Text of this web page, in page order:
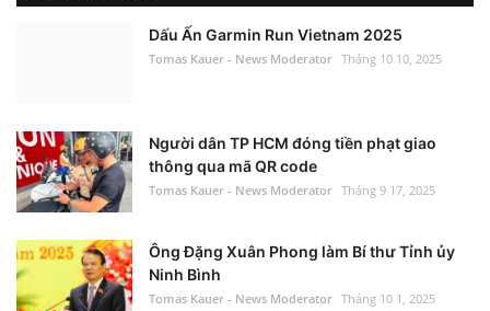
Dấu Ấn Garmin Run Vietnam 2025
Tomas Kauer - News Moderator Tháng 10 10, 2025
Người dân TP HCM đóng tiền phạt giao
thông qua mã QR code
Tomas Kauer - News Moderator Tháng 9 17, 2025
Ông Đặng Xuân Phong làm Bí thư Tỉnh ủy
Ninh Bình
Tomas Kauer - News Moderator Tháng 10 1, 2025